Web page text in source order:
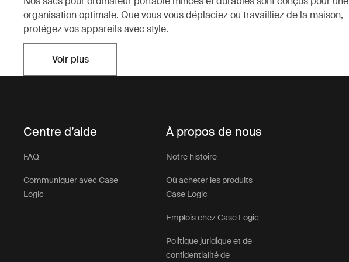
organisation optimale. Que vous vous déplaciez ou travailliez de la maison,
protégez vos appareils avec style.
Voir plusOuvre dans un nouvel onglet
Centre d’aide
FAQ
Communiquer avec Case
Logic
À propos de nous
Notre histoire
Où acheter les produits
Case Logic
Emplois chez Case Logic
Politique juridique et de
confidentialité de